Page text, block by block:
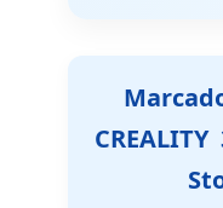
CREALITY